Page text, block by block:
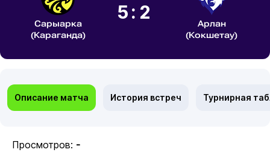
Сарыарка
(Караганда)
5:2
Арлан
(Кокшетау)
Описание матча История встреч Турнирная
Просмотров: -